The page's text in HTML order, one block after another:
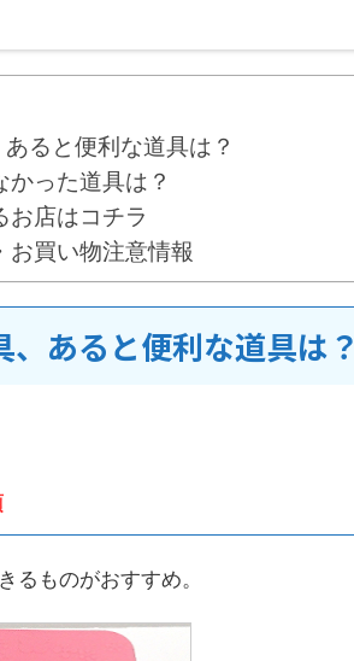
ると便利な道具は？
かった道具は？
お店はコチラ
お買い物注意情報
、あると便利な道具は？
るものがおすすめ。